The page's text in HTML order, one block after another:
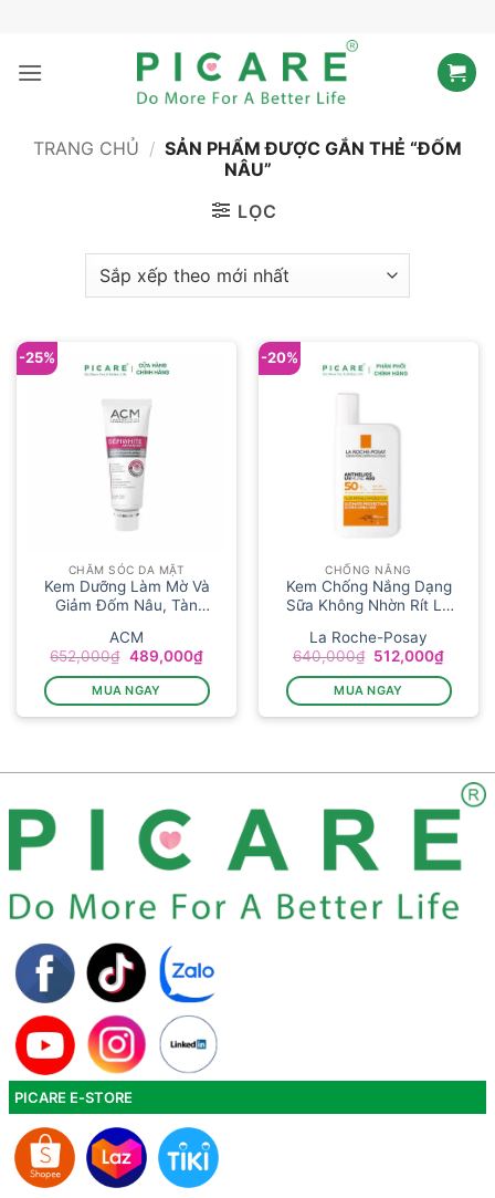
nội
TRANG CHỦ / SẢN PHẨM ĐƯỢC GẮN THẺ “ĐỐM
NÂU”
LỌC
-25%
CHĂM SÓC DA MẶT
Kem Dưỡng Làm Mờ Và
Giảm Đốm Nâu, Tàn
ACM
652,000₫ Giá
là:
652,000₫.
489,000₫Giá
hiện
tại
là:
489,000₫.
MUA NGAY
-20%
CHỐNG NẮNG
Kem Chống Nắng Dạng
Sữa Không Nhờn Rít La
La Roche-Posay
640,000₫ Giá
là:
640,000₫.
512,000₫Giá
tại
là:
MUA NGAY
PICARE E-STORE